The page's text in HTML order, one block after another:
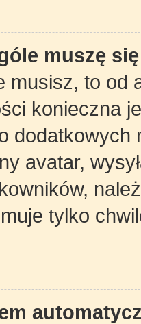
muszę
musisz, to od
konieczna
avatar,
tylko